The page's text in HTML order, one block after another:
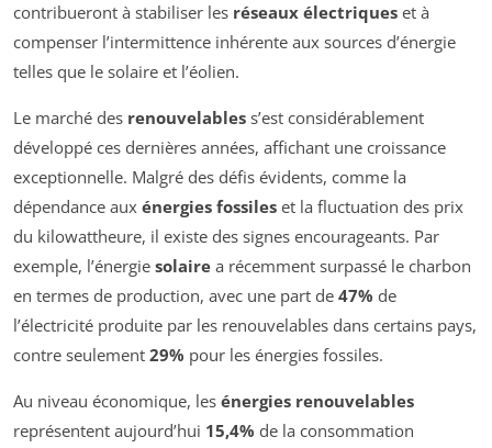
contribueront à stabiliser les réseaux électriques et à
compenser l’intermittence inhérente aux sources d’énergie
telles que le solaire et l’éolien.
Le marché des renouvelables s’est considérablement
développé ces dernières années, affichant une croissance
exceptionnelle. Malgré des défis évidents, comme la
dépendance aux énergies fossiles et la fluctuation des prix
du kilowattheure, il existe des signes encourageants. Par
exemple, l’énergie solaire a récemment surpassé le charbon
en termes de production, avec une part de 47% de
l’électricité produite par les renouvelables dans certains pays,
contre seulement 29% pour les énergies fossiles.
Au niveau économique, les énergies renouvelables
représentent aujourd’hui 15,4% de la consommation